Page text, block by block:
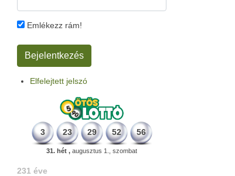
Emlékezz rám!
Elfelejtett jelszó
3 23 29 52 56
31. hét , augusztus 1., szombat
331 éve